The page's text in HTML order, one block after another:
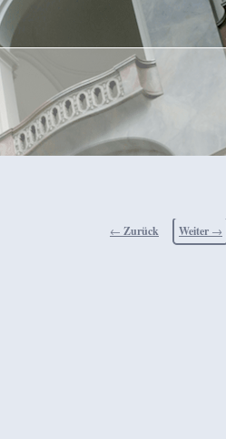
Beitragsnavigation
← Zurück Weiter →